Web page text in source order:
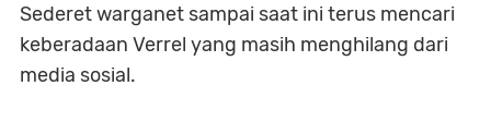
Sederet warganet sampai saat ini terus mencari
keberadaan Verrel yang masih menghilang dari
media sosial.